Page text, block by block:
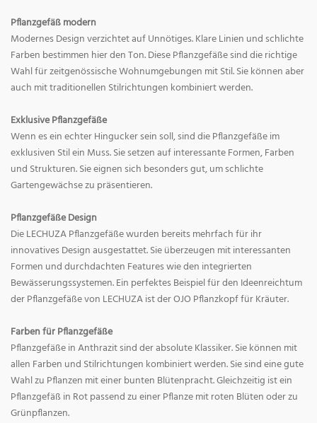
Pflanzgefäß modern
Modernes Design verzichtet auf Unnötiges. Klare Linien und schlichte
Farben bestimmen hier den Ton. Diese Pflanzgefäße sind die richtige
Wahl für zeitgenössische Wohnumgebungen mit Stil. Sie können aber
auch mit traditionellen Stilrichtungen kombiniert werden.
Exklusive Pflanzgefäße
Wenn es ein echter Hingucker sein soll, sind die Pflanzgefäße im
exklusiven Stil ein Muss. Sie setzen auf interessante Formen, Farben
und Strukturen. Sie eignen sich besonders gut, um schlichte
Gartengewächse zu präsentieren.
Pflanzgefäße Design
Die LECHUZA Pflanzgefäße wurden bereits mehrfach für ihr
innovatives Design ausgestattet. Sie überzeugen mit interessanten
Formen und durchdachten Features wie den integrierten
Bewässerungssystemen. Ein perfektes Beispiel für den Ideenreichtum
der Pflanzgefäße von LECHUZA ist der OJO Pflanzkopf für Kräuter.
Farben für Pflanzgefäße
Pflanzgefäße in Anthrazit sind der absolute Klassiker. Sie können mit
allen Farben und Stilrichtungen kombiniert werden. Sie sind eine gute
Wahl zu Pflanzen mit einer bunten Blütenpracht. Gleichzeitig ist ein
Pflanzgefäß in Rot passend zu einer Pflanze mit roten Blüten oder zu
Grünpflanzen.